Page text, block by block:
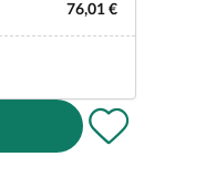
76,01 €